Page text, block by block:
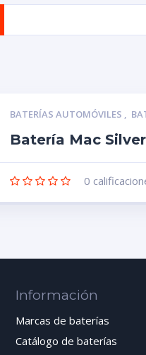
BATERÍAS AUTOMÓVILES ,
Batería Mac
0
Información
Marcas de baterías
Catálogo de baterías